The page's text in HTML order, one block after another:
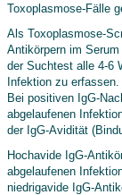
Toxoplasmose-Fälle
Als Toxoplasmose-
Antikörpern im
der Suchtest alle 4-6
Infektion zu erfassen.
Bei positiven IgG-
abgelaufenen
der IgG-Avidität
Hochavide IgG-
abgelaufenen
niedrigavide IgG-